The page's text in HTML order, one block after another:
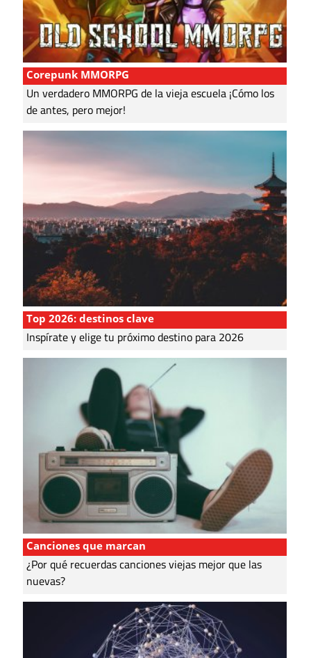
Corepunk MMORPG
Un verdadero MMORPG de la vieja escuela ¡Cómo los
de antes, pero mejor!
Top 2026: destinos clave
Inspírate y elige tu próximo destino para 2026
Canciones que marcan
¿Por qué recuerdas canciones viejas mejor que las
nuevas?